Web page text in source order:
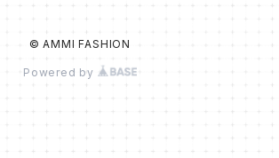
© AMMI FASHION
Powered by